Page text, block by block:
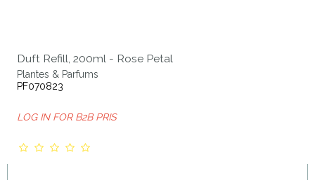
Duft Refill, 200ml - Rose Petal
Plantes & Parfums
PF070823
LOG IN FOR B2B PRIS